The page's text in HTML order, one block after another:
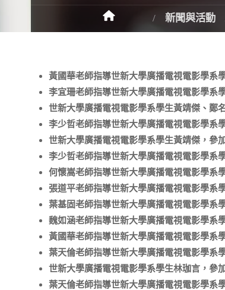
新聞與活動
黃國華老師指導世新大學廣播電視電影學系
李宜珊老師指導世新大學廣播電視電影學系
世新大學廣播電視電影學系學生黃靖傑、鄭
李少哲老師指導世新大學廣播電視電影學系
世新大學廣播電視電影學系學生黃靖傑，參
李少哲老師指導世新大學廣播電視電影學系
何懷嵩老師指導世新大學廣播電視電影學系
張道平老師指導世新大學廣播電視電影學系
葉基固老師指導世新大學廣播電視電影學系
魏如涵老師指導世新大學廣播電視電影學系
黃國華老師指導世新大學廣播電視電影學系
葉天倫老師指導世新大學廣播電視電影學系
世新大學廣播電視電影學系學生林珈言，參
葉天倫老師指導世新大學廣播電視電影學系